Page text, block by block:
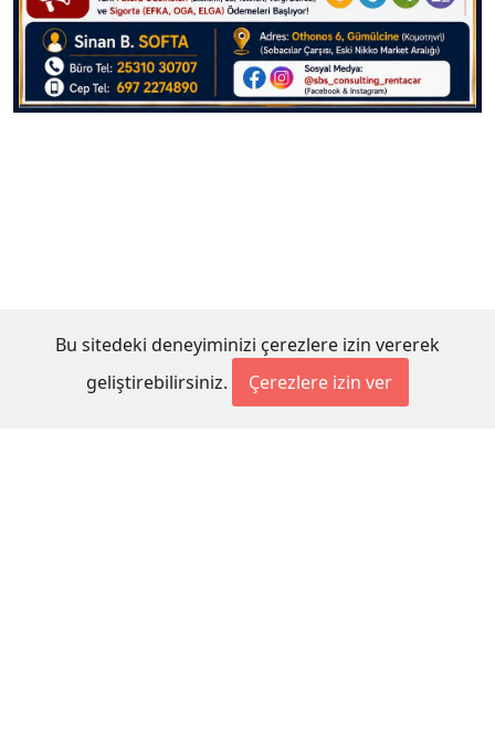
Bu sitedeki deneyiminizi çerezlere izin vererek
geliştirebilirsiniz.
Çerezlere izin ver